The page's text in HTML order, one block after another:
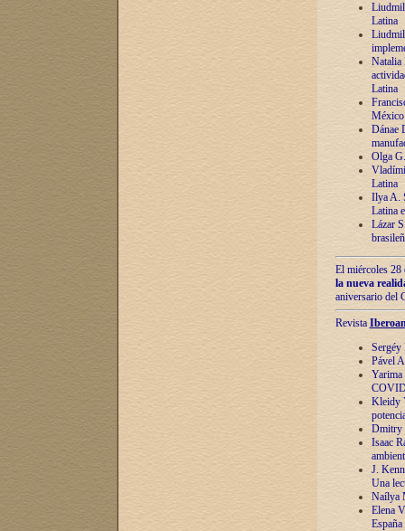
Latina
Natalia
Latina
México
Dánae
Olga
Latina
Ilya A.
Latina
Lázar
El miércoles 28
la nueva
aniversario del
Revista
Sergéy
Pável
Yarima
Kleidy
Dmitry
Isaac
J.
Una
Naílya
Elena
España